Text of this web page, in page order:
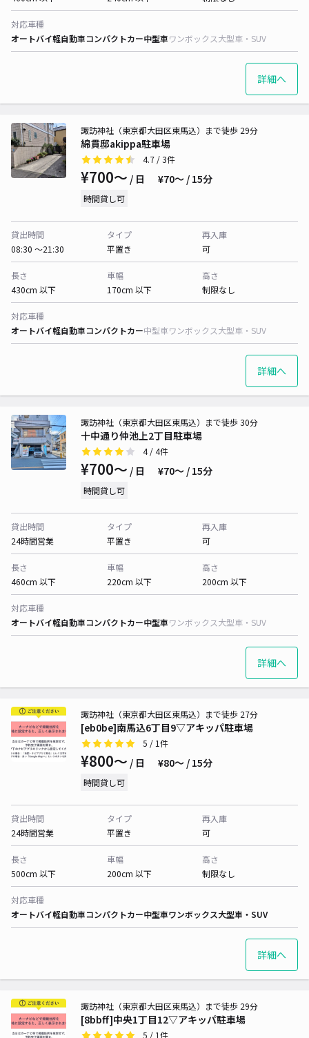
対応車種
オートバイ軽自動車コンパクトカー中型車ワンボックス大型車・SUV
詳細へ
綿貫邸akippa駐車場
諏訪神社（東京都大田区東馬込）まで徒歩 29分
4.7 / 3件
¥700〜 / 日 ¥70〜 / 15分
時間貸し可
貸出時間
08:30 〜21:30
タイプ
平置き
再入庫
可
長さ
430cm 以下
車幅
170cm 以下
高さ
制限なし
対応車種
オートバイ軽自動車コンパクトカー中型車ワンボックス大型車・SUV
詳細へ
十中通り仲池上2丁目駐車場
諏訪神社（東京都大田区東馬込）まで徒歩 30分
4/ 4件
¥700〜 / 日 ¥70〜 / 15分
時間貸し可
貸出時間
24時間営業
タイプ
平置き
再入庫
可
長さ
460cm 以下
車幅
220cm 以下
高さ
200cm 以下
対応車種
オートバイ軽自動車コンパクトカー中型車ワンボックス大型車・SUV
詳細へ
[eb0be]南馬込6丁目9▽アキッパ駐車場
諏訪神社（東京都大田区東馬込）まで徒歩 27分
5 / 1件
¥800〜 / 日 ¥80〜 / 15分
時間貸し可
貸出時間
24時間営業
タイプ
平置き
再入庫
可
長さ
500cm 以下
車幅
200cm 以下
高さ
制限なし
対応車種
オートバイ軽自動車コンパクトカー中型車ワンボックス大型車・SUV
詳細へ
[8bbff]中央1丁目12▽アキッパ駐車場
諏訪神社（東京都大田区東馬込）まで徒歩 29分
5 / 1件